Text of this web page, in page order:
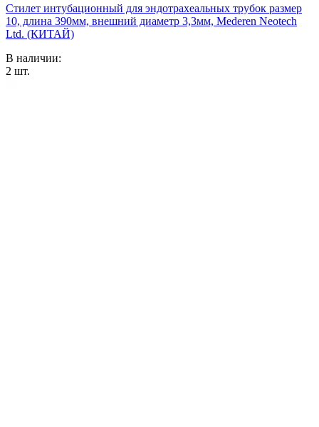
Стилет интубационный для эндотрахеальных трубок размер
10, длина 390мм, внешний диаметр 3,3мм, Mederen Neotech
Ltd. (КИТАЙ)
В наличии:
2 шт.